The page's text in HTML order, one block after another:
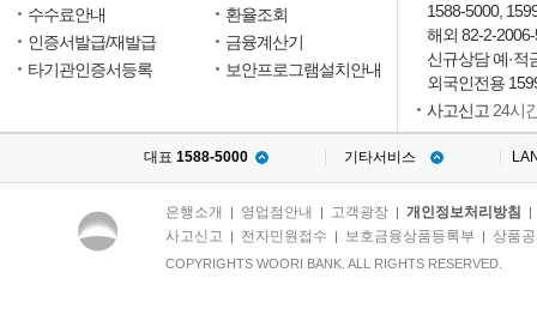
수수료안내
환율조회
인증서발급/재발급
금융계산기
타기관인증서등록
보안프로그램설치안내
1588-5000,
해외 82-2-
신규상담 예·적
외국인전용
사고신고24시
대표 1588-5000 기타서비스
은행소개 영업점안내 고객광장| 개인정보처리방침
사고신고 전자민원접수 보호금융상품등록부 상품
COPYRIGHTS WOORI BANK. ALL RIGHTS RESERVED.